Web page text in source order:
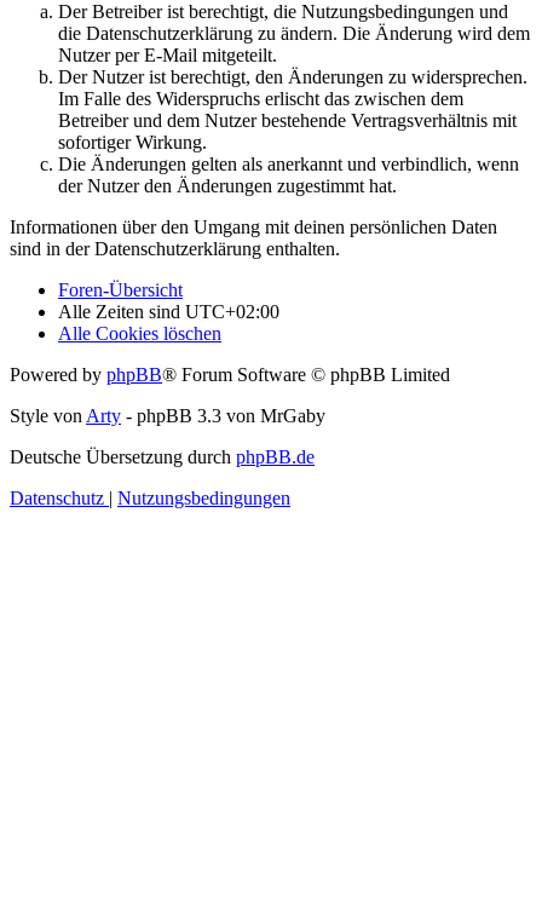
Der Betreiber ist berechtigt, die Nutzungsbedingungen und
die Datenschutzerklärung zu ändern. Die Änderung wird dem
Nutzer per E-Mail mitgeteilt.
Der Nutzer ist berechtigt, den Änderungen zu widersprechen.
Im Falle des Widerspruchs erlischt das zwischen dem
Betreiber und dem Nutzer bestehende Vertragsverhältnis mit
sofortiger Wirkung.
Die Änderungen gelten als anerkannt und verbindlich, wenn
der Nutzer den Änderungen zugestimmt hat.
Informationen über den Umgang mit deinen persönlichen Daten
sind in der Datenschutzerklärung enthalten.
Foren-Übersicht
Alle Zeiten sind UTC+02:00
Alle Cookies löschen
Powered by phpBB® Forum Software © phpBB Limited
Style von Arty - phpBB 3.3 von MrGaby
Deutsche Übersetzung durch phpBB.de
Datenschutz | Nutzungsbedingungen